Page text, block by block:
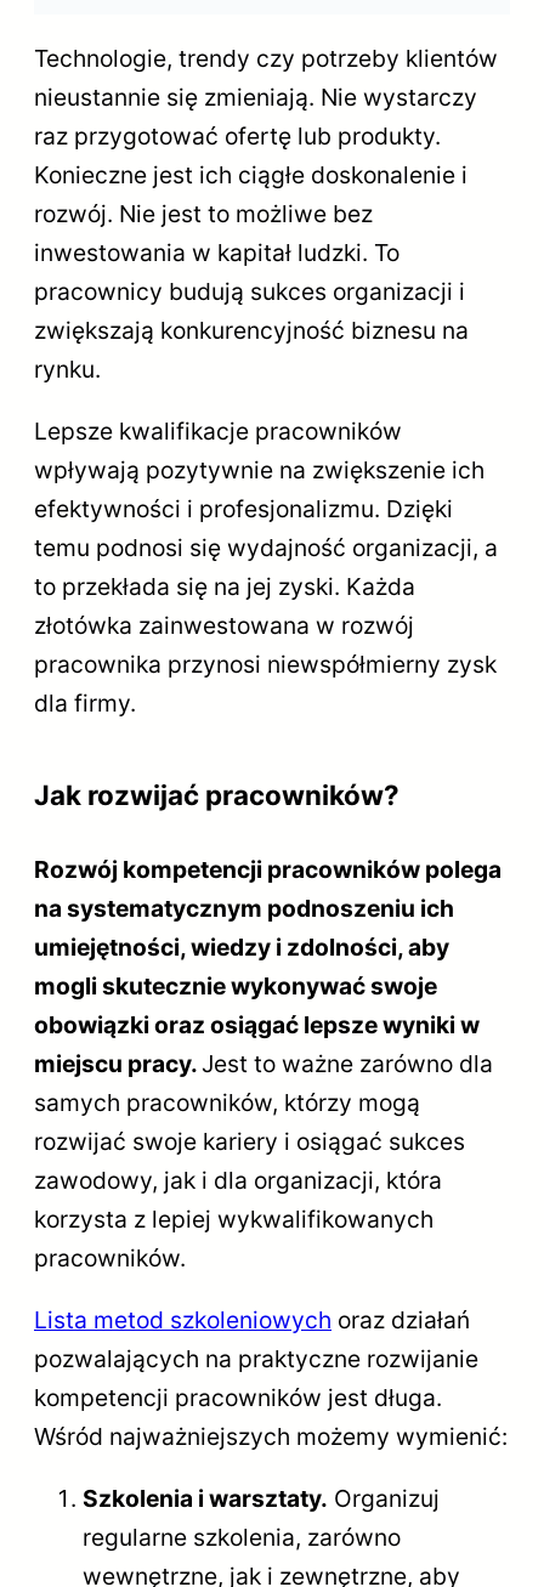
Technologie, trendy czy potrzeby klientów
nieustannie się zmieniają. Nie wystarczy
raz przygotować ofertę lub produkty.
Konieczne jest ich ciągłe doskonalenie i
rozwój. Nie jest to możliwe bez
inwestowania w kapitał ludzki. To
pracownicy budują sukces organizacji i
zwiększają konkurencyjność biznesu na
rynku.
Lepsze kwalifikacje pracowników
wpływają pozytywnie na zwiększenie ich
efektywności i profesjonalizmu. Dzięki
temu podnosi się wydajność organizacji, a
to przekłada się na jej zyski. Każda
złotówka zainwestowana w rozwój
pracownika przynosi niewspółmierny zysk
dla firmy.
Jak rozwijać pracowników?
Rozwój kompetencji pracowników polega
na systematycznym podnoszeniu ich
umiejętności, wiedzy i zdolności, aby
mogli skutecznie wykonywać swoje
obowiązki oraz osiągać lepsze wyniki w
miejscu pracy. Jest to ważne zarówno dla
samych pracowników, którzy mogą
rozwijać swoje kariery i osiągać sukces
zawodowy, jak i dla organizacji, która
korzysta z lepiej wykwalifikowanych
pracowników.
Lista metod szkoleniowych oraz działań
pozwalających na praktyczne rozwijanie
kompetencji pracowników jest długa.
Wśród najważniejszych możemy wymienić:
Szkolenia i warsztaty. Organizuj
regularne szkolenia, zarówno
wewnętrzne, jak i zewnętrzne, aby